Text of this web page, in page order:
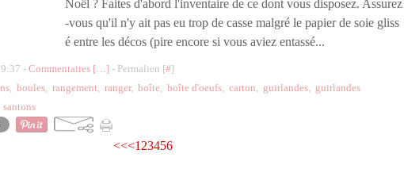
Noël ? Faites d'abord l'inventaire de ce dont vous disposez. Assurez
-vous qu'il n'y ait pas eu trop de casse malgré le papier de soie gliss
é entre les décos (pire encore si vous aviez entassé...
- Commentaires […] - Permalien [#]
, boules, rangement, ranger, boîte, boîte d'oeufs, carton, guirlandes, guirlandes
santons
<<<1 23456